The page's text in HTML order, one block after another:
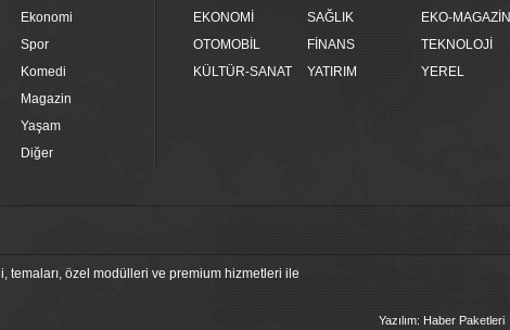
Ekonomi
Spor
Komedi
Magazin
Yaşam
Diğer
EKONOMİ
SAĞLIK
EKO-MAGAZİN
OTOMOBİL
FİNANS
TEKNOLOJİ
KÜLTÜR-SANAT
YATIRIM YEREL
temaları, özel modülleri ve premium hizmetleri ile
Yazılım: Haber Paketleri